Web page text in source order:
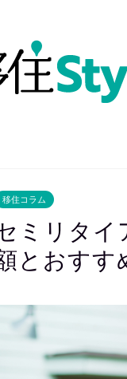
移住コラム
ミリタイ
とおすす